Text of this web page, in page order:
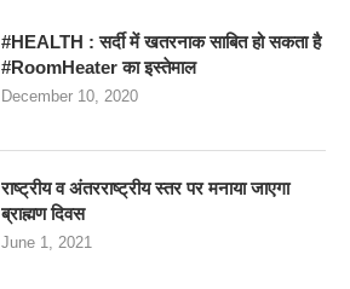
#HEALTH : सर्दी में खतरनाक साबित हो सकता है
#RoomHeater का इस्तेमाल
December 10, 2020
राष्ट्रीय व अंतरराष्ट्रीय स्तर पर मनाया जाएगा
ब्राह्मण दिवस
June 1, 2021